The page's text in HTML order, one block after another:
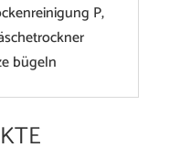
P,
bügeln